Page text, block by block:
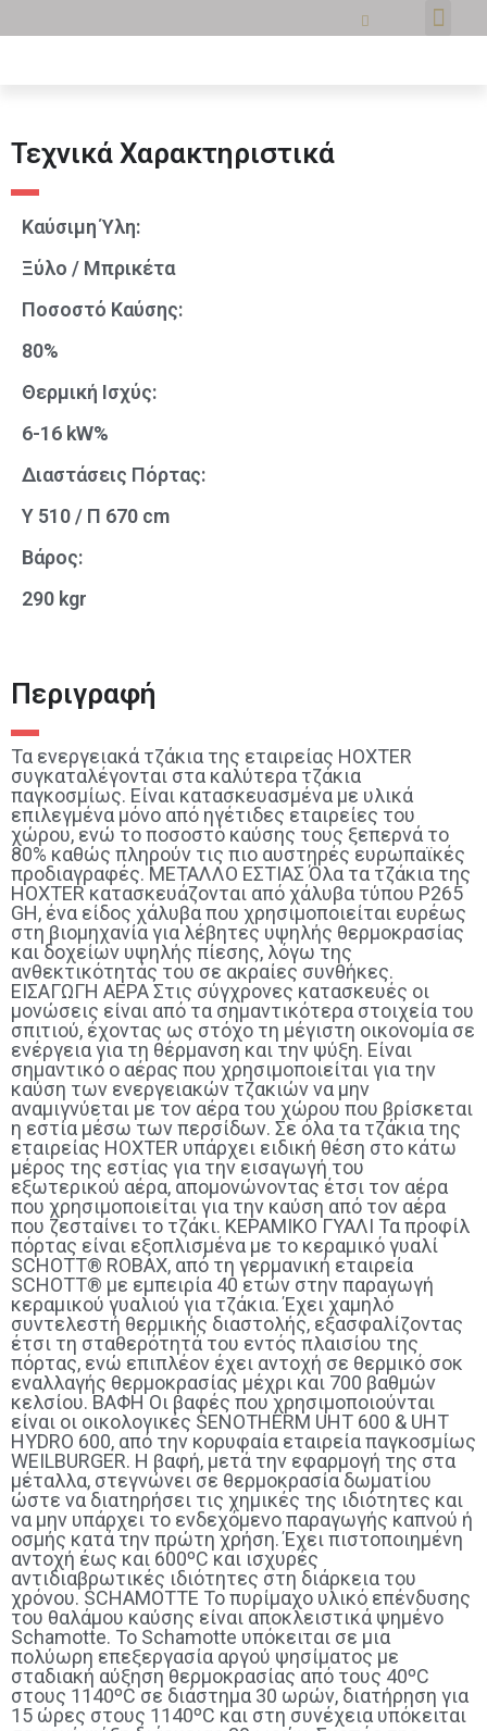
Τεχνικά Χαρακτηριστικά
Καύσιμη Ύλη:
Ξύλο / Μπρικέτα
Ποσοστό Καύσης:
80%
Θερμική Ισχύς:
6-16 kW%
Διαστάσεις Πόρτας:
Y 510 / Π 670 cm
Βάρος:
290 kgr
Περιγραφή
Τα ενεργειακά τζάκια της εταιρείας HOXTER
συγκαταλέγονται στα καλύτερα τζάκια
παγκοσμίως. Είναι κατασκευασμένα με υλικά
επιλεγμένα μόνο από ηγέτιδες εταιρείες του
χώρου, ενώ το ποσοστό καύσης τους ξεπερνά το
80% καθώς πληρούν τις πιο αυστηρές ευρωπαϊκές
προδιαγραφές. ΜΕΤΑΛΛΟ ΕΣΤΙΑΣ Όλα τα τζάκια της
HOXTER κατασκευάζονται από χάλυβα τύπου P265
GH, ένα είδος χάλυβα που χρησιμοποιείται ευρέως
στη βιομηχανία για λέβητες υψηλής θερμοκρασίας
και δοχείων υψηλής πίεσης, λόγω της
ανθεκτικότητάς του σε ακραίες συνθήκες.
ΕΙΣΑΓΩΓΗ ΑΕΡΑ Στις σύγχρονες κατασκευές οι
μονώσεις είναι από τα σημαντικότερα στοιχεία του
σπιτιού, έχοντας ως στόχο τη μέγιστη οικονομία σε
ενέργεια για τη θέρμανση και την ψύξη. Είναι
σημαντικό ο αέρας που χρησιμοποιείται για την
καύση των ενεργειακών τζακιών να μην
αναμιγνύεται με τον αέρα του χώρου που βρίσκεται
η εστία μέσω των περσίδων. Σε όλα τα τζάκια της
εταιρείας HOXTER υπάρχει ειδική θέση στο κάτω
μέρος της εστίας για την εισαγωγή του
εξωτερικού αέρα, απομονώνοντας έτσι τον αέρα
που χρησιμοποιείται για την καύση από τον αέρα
που ζεσταίνει το τζάκι. ΚΕΡΑΜΙΚΟ ΓΥΑΛΙ Τα προφίλ
πόρτας είναι εξoπλισμένα με το κεραμικό γυαλί
SCHOTT® ROBAX, από τη γερμανική εταιρεία
SCHOTT® με εμπειρία 40 ετών στην παραγωγή
κεραμικού γυαλιού για τζάκια. Έχει χαμηλό
συντελεστή θερμικής διαστολής, εξασφαλίζοντας
έτσι τη σταθερότητά του εντός πλαισίου της
πόρτας, ενώ επιπλέον έχει αντοχή σε θερμικό σοκ
εναλλαγής θερμοκρασίας μέχρι και 700 βαθμών
κελσίου. ΒΑΦΗ Οι βαφές που χρησιμοποιούνται
είναι οι οικολογικές SENOTHERM UHT 600 & UHT
HYDRO 600, από την κορυφαία εταιρεία παγκοσμίως
WEILBURGER. Η βαφή, μετά την εφαρμογή της στα
μέταλλα, στεγνώνει σε θερμοκρασία δωματίου
ώστε να διατηρήσει τις χημικές της ιδιότητες και
να μην υπάρχει το ενδεχόμενο παραγωγής καπνού ή
οσμής κατά την πρώτη χρήση. Έχει πιστοποιημένη
αντοχή έως και 600ºC και ισχυρές
αντιδιαβρωτικές ιδιότητες στη διάρκεια του
χρόνου. SCHAMOTTE Το πυρίμαχο υλικό επένδυσης
του θαλάμου καύσης είναι αποκλειστικά ψημένο
Schamotte. Το Schamotte υπόκειται σε μια
πολύωρη επεξεργασία αργού ψησίματος με
σταδιακή αύξηση θερμοκρασίας από τους 40ºC
στους 1140ºC σε διάστημα 30 ωρών, διατήρηση για
15 ώρες στους 1140ºC και στη συνέχεια υπόκειται